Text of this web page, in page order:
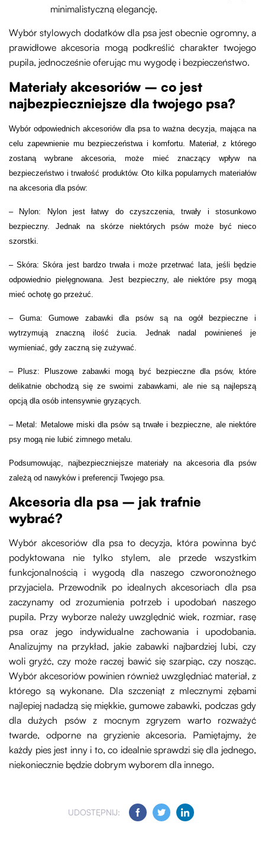
minimalistyczną elegancję.
Wybór stylowych dodatków dla psa jest obecnie ogromny, a
prawidłowe akcesoria mogą podkreślić charakter twojego
pupila, jednocześnie oferując mu wygodę i bezpieczeństwo.
Materiały akcesoriów – co jest
najbezpieczniejsze dla twojego psa?
Wybór odpowiednich akcesoriów dla psa to ważna decyzja, mająca na
celu zapewnienie mu bezpieczeństwa i komfortu. Materiał, z którego
zostaną wybrane akcesoria, może mieć znaczący wpływ na
bezpieczeństwo i trwałość produktów. Oto kilka popularnych materiałów
na akcesoria dla psów:
– Nylon: Nylon jest łatwy do czyszczenia, trwały i stosunkowo
bezpieczny. Jednak na skórze niektórych psów może być nieco
szorstki.
– Skóra: Skóra jest bardzo trwała i może przetrwać lata, jeśli będzie
odpowiednio pielęgnowana. Jest bezpieczny, ale niektóre psy mogą
mieć ochotę go przeżuć.
– Guma: Gumowe zabawki dla psów są na ogół bezpieczne i
wytrzymują znaczną ilość żucia. Jednak nadal powinieneś je
wymieniać, gdy zaczną się zużywać.
– Plusz: Pluszowe zabawki mogą być bezpieczne dla psów, które
delikatnie obchodzą się ze swoimi zabawkami, ale nie są najlepszą
opcją dla osób intensywnie gryzących.
– Metal: Metalowe miski dla psów są trwałe i bezpieczne, ale niektóre
psy mogą nie lubić zimnego metalu.
Podsumowując, najbezpieczniejsze materiały na akcesoria dla psów
zależą od nawyków i preferencji Twojego psa.
Akcesoria dla psa – jak trafnie
wybrać?
Wybór akcesoriów dla psa to decyzja, która powinna być
podyktowana nie tylko stylem, ale przede wszystkim
funkcjonalnością i wygodą dla naszego czworonożnego
przyjaciela. Przewodnik po idealnych akcesoriach dla psa
zaczynamy od zrozumienia potrzeb i upodobań naszego
pupila. Przy wyborze należy uwzględnić wiek, rozmiar, rasę
psa oraz jego indywidualne zachowania i upodobania.
Analizujmy na przykład, jakie zabawki najbardziej lubi, czy
woli gryźć, czy może raczej bawić się szarpiąc, czy nosząc.
Wybór akcesoriów powinien również uwzględniać materiał, z
którego są wykonane. Dla szczeniąt z mlecznymi zębami
najlepiej nadadzą się miękkie, gumowe zabawki, podczas gdy
dla dużych psów z mocnym zgryzem warto rozważyć
twarde, odporne na gryzienie akcesoria. Pamiętajmy, że
każdy pies jest inny i to, co idealnie sprawdzi się dla jednego,
niekoniecznie będzie dobrym wyborem dla innego.
UDOSTĘPNIJ: